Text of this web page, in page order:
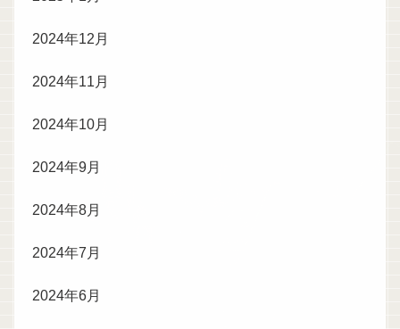
2024年12月
2024年11月
2024年10月
2024年9月
2024年8月
2024年7月
2024年6月